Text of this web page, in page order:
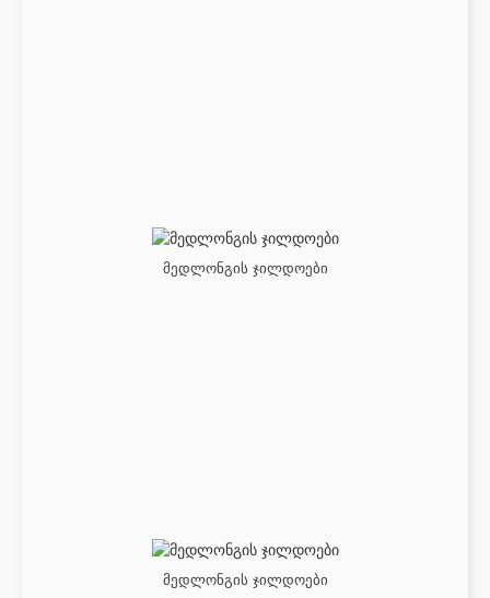
მედლონგის ჯილდოები
მედლონგის ჯილდოები